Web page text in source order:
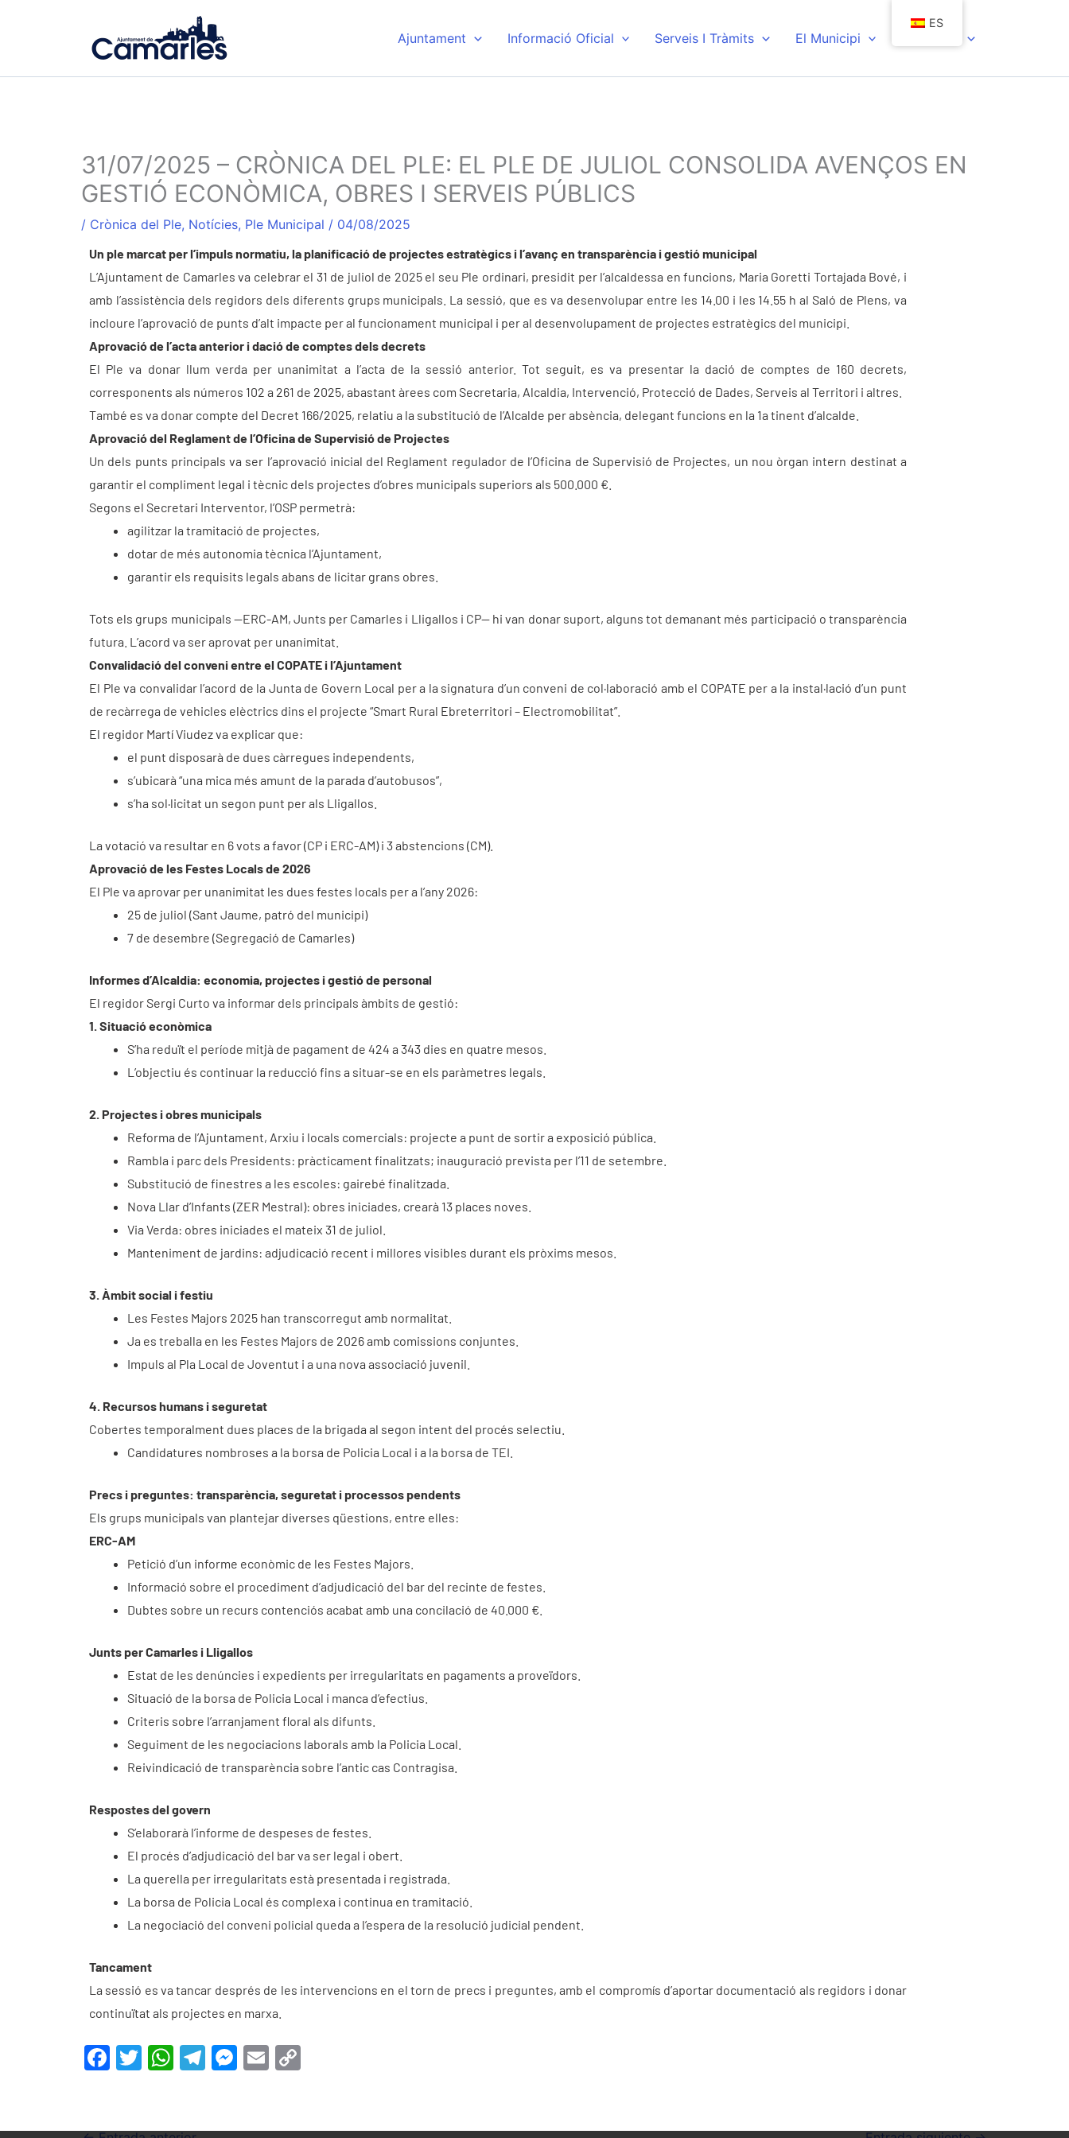
Ajuntament Informació Oficial Serveis I Tràmits El Municipi
31/07/2025 – CRÒNICA DEL PLE: EL PLE DE JULIOL CONSOLIDA AVENÇOS EN
GESTIÓ ECONÒMICA, OBRES I SERVEIS PÚBLICS
/ Crònica del Ple, Notícies, Ple Municipal / 04/08/2025
Un ple marcat per l’impuls normatiu, la planificació de projectes estratègics i l’avanç en transparència i gestió municipal
L’Ajuntament de Camarles va celebrar el 31 de juliol de 2025 el seu Ple ordinari, presidit per l’alcaldessa en funcions, Maria Goretti Tortajada Bové, i
amb l’assistència dels regidors dels diferents grups municipals. La sessió, que es va desenvolupar entre les 14.00 i les 14.55 h al Saló de Plens, va
incloure l’aprovació de punts d’alt impacte per al funcionament municipal i per al desenvolupament de projectes estratègics del municipi.
Aprovació de l’acta anterior i dació de comptes dels decrets
El Ple va donar llum verda per unanimitat a l’acta de la sessió anterior. Tot seguit, es va presentar la dació de comptes de 160 decrets,
corresponents als números 102 a 261 de 2025, abastant àrees com Secretaria, Alcaldia, Intervenció, Protecció de Dades, Serveis al Territori i altres.
També es va donar compte del Decret 166/2025, relatiu a la substitució de l’Alcalde per absència, delegant funcions en la 1a tinent d’alcalde.
Aprovació del Reglament de l’Oficina de Supervisió de Projectes
Un dels punts principals va ser l’aprovació inicial del Reglament regulador de l’Oficina de Supervisió de Projectes, un nou òrgan intern destinat a
garantir el compliment legal i tècnic dels projectes d’obres municipals superiors als 500.000 €.
Segons el Secretari Interventor, l’OSP permetrà:
agilitzar la tramitació de projectes,
dotar de més autonomia tècnica l’Ajuntament,
garantir els requisits legals abans de licitar grans obres.
Tots els grups municipals —ERC-AM, Junts per Camarles i Lligallos i CP— hi van donar suport, alguns tot demanant més participació o transparència
futura. L’acord va ser aprovat per unanimitat.
Convalidació del conveni entre el COPATE i l’Ajuntament
El Ple va convalidar l’acord de la Junta de Govern Local per a la signatura d’un conveni de col·laboració amb el COPATE per a la instal·lació d’un punt
de recàrrega de vehicles elèctrics dins el projecte “Smart Rural Ebreterritori – Electromobilitat”.
El regidor Martí Viudez va explicar que:
el punt disposarà de dues càrregues independents,
s’ubicarà “una mica més amunt de la parada d’autobusos”,
s’ha sol·licitat un segon punt per als Lligallos.
La votació va resultar en 6 vots a favor (CP i ERC-AM) i 3 abstencions (CM).
Aprovació de les Festes Locals de 2026
El Ple va aprovar per unanimitat les dues festes locals per a l’any 2026:
25 de juliol (Sant Jaume, patró del municipi)
7 de desembre (Segregació de Camarles)
Informes d’Alcaldia: economia, projectes i gestió de personal
El regidor Sergi Curto va informar dels principals àmbits de gestió:
1. Situació econòmica
S’ha reduït el període mitjà de pagament de 424 a 343 dies en quatre mesos.
L’objectiu és continuar la reducció fins a situar-se en els paràmetres legals.
2. Projectes i obres municipals
Reforma de l’Ajuntament, Arxiu i locals comercials: projecte a punt de sortir a exposició pública.
Rambla i parc dels Presidents: pràcticament finalitzats; inauguració prevista per l’11 de setembre.
Substitució de finestres a les escoles: gairebé finalitzada.
Nova Llar d’Infants (ZER Mestral): obres iniciades, crearà 13 places noves.
Via Verda: obres iniciades el mateix 31 de juliol.
Manteniment de jardins: adjudicació recent i millores visibles durant els pròxims mesos.
3. Àmbit social i festiu
Les Festes Majors 2025 han transcorregut amb normalitat.
Ja es treballa en les Festes Majors de 2026 amb comissions conjuntes.
Impuls al Pla Local de Joventut i a una nova associació juvenil.
4. Recursos humans i seguretat
Cobertes temporalment dues places de la brigada al segon intent del procés selectiu.
Candidatures nombroses a la borsa de Policia Local i a la borsa de TEI.
Precs i preguntes: transparència, seguretat i processos pendents
Els grups municipals van plantejar diverses qüestions, entre elles:
ERC-AM
Petició d’un informe econòmic de les Festes Majors.
Informació sobre el procediment d’adjudicació del bar del recinte de festes.
Dubtes sobre un recurs contenciós acabat amb una concilació de 40.000 €.
Junts per Camarles i Lligallos
Estat de les denúncies i expedients per irregularitats en pagaments a proveïdors.
Situació de la borsa de Policia Local i manca d’efectius.
Criteris sobre l’arranjament floral als difunts.
Seguiment de les negociacions laborals amb la Policia Local.
Reivindicació de transparència sobre l’antic cas Contragisa.
Respostes del govern
S’elaborarà l’informe de despeses de festes.
El procés d’adjudicació del bar va ser legal i obert.
La querella per irregularitats està presentada i registrada.
La borsa de Policia Local és complexa i continua en tramitació.
La negociació del conveni policial queda a l’espera de la resolució judicial pendent.
Tancament
La sessió es va tancar després de les intervencions en el torn de precs i preguntes, amb el compromís d’aportar documentació als regidors i donar
continuïtat als projectes en marxa.
F
T
W T
M E
ES